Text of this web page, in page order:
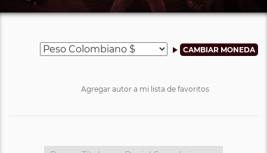
Agregar autor a mi lista de favoritos